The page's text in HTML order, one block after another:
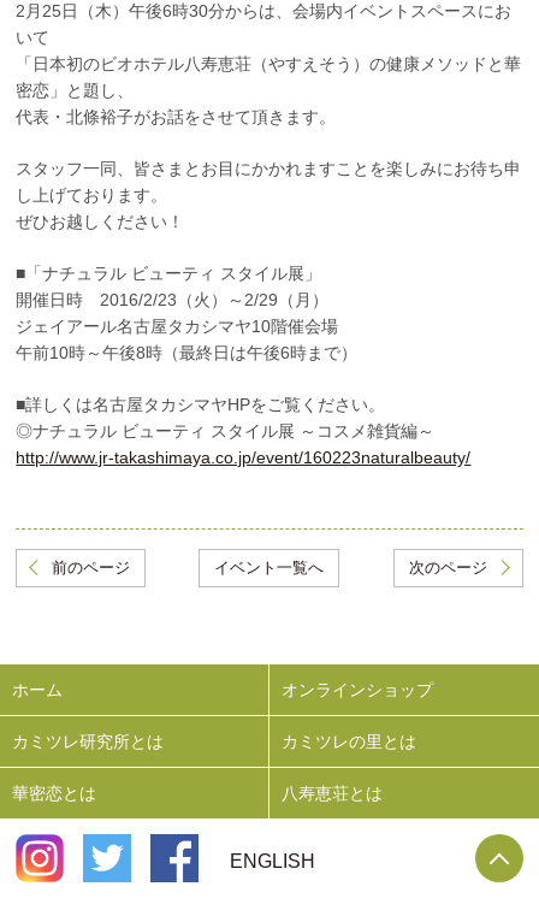
2月25日（木）午後6時30分からは、会場内イベントスペースにお
いて
「日本初のビオホテル八寿恵荘（やすえそう）の健康メソッドと華
密恋」と題し、
代表・北條裕子がお話をさせて頂きます。
スタッフ一同、皆さまとお目にかかれますことを楽しみにお待ち申
し上げております。
ぜひお越しください！
■「ナチュラル ビューティ スタイル展」
開催日時 2016/2/23（火）～2/29（月）
ジェイアール名古屋タカシマヤ10階催会場
午前10時～午後8時（最終日は午後6時まで）
■詳しくは名古屋タカシマヤHPをご覧ください。
◎ナチュラル ビューティ スタイル展 ～コスメ雑貨編～
http://www.jr-takashimaya.co.jp/event/160223naturalbeauty/
次のページ
前のページ イベント一覧へ
ホーム オンラインショップ
カミツレ研究所とは カミツレの里とは
華密恋とは 八寿恵荘とは
ENGLISH